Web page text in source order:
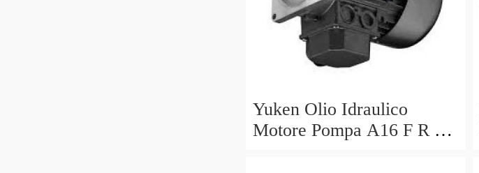
Yuken Olio Idraulico
Motore Pompa A16 F R 01